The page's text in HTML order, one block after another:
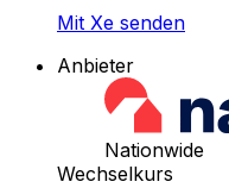
Mit Xe senden
Anbieter
Nationwide
Wechselkurs